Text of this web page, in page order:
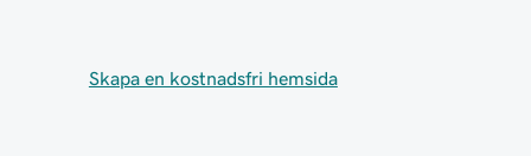
Skapa en kostnadsfri hemsida